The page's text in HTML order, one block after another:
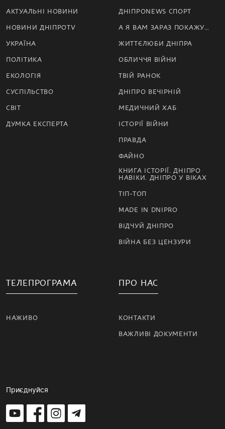
АКТУАЛЬНІ НОВИНИ
НОВИНИ ДНІПРОTV
УКРАЇНА
ПОЛІТИКА
ЕКОЛОГІЯ
СУСПІЛЬСТВО
СВІТ
ДУМКА ЕКСПЕРТА
ДНІПРОNEWS СПОРТ
А Я ВАМ ЗАРАЗ ПОКАЖУ…
ЖИТТЄЛЮБИ ДНІПРА
ОБЛИЧЧЯ ВІЙНИ
ТВІЙ РАНОК
ДНІПРО ВЕЧІРНІЙ
МЕДИЧНИЙ ХАБ
ІСТОРІЇ ВІЙНИ
ПРАВДА
ФАЙНО
КНИГА ІСТОРІЇ. ДНІПРО
НАВІКИ. ДНІПРО У ВІКАХ
ТІП-ТОП
MADE IN DNIPRO
ВІДЧУЙ ДНІПРО
ВІЙНА БЕЗ ЦЕНЗУРИ
ТЕЛЕПРОГРАМА
НАЖИВО
ПРО НАС
КОНТАКТИ
ВАЖЛИВІ ДОКУМЕНТИ
Приєднуйся